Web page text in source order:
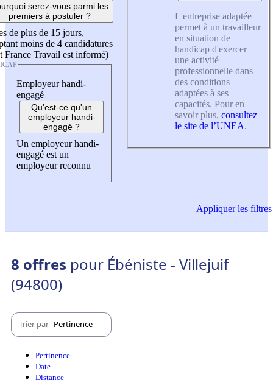
serez-vous parmi les
premiers à postuler ?
de plus de 15 jours,
moins de 4 candidatures
France Travail est informé)
Employeur handi-
engagé
Qu'est-ce qu'un
employeur handi-
engagé ?
Un employeur handi-
engagé est un
employeur reconnu
L'entreprise adaptée
permet à un travailleur
en situation de
handicap d'exercer
une activité
professionnelle dans
des conditions
adaptées à ses
capacités. Pour en
savoir plus, consultez
le site de l’UNEA.
Appliquerles filtres
8 offres pour Ébéniste - Villejuif
(94800)
Trier par Pertinence
Pertinence
Date
Distance